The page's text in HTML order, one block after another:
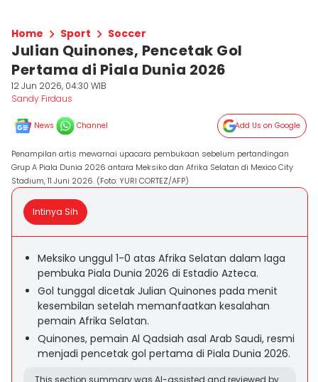
Home Sport Soccer
Julian Quinones, Pencetak Gol
Pertama di Piala Dunia 2026
12 Jun 2026, 04:30 WIB
Sandy Firdaus
News Channel Add Us on Google
Penampilan artis mewarnai upacara pembukaan sebelum pertandingan
Grup A Piala Dunia 2026 antara Meksiko dan Afrika Selatan di Mexico City
Stadium, 11 Juni 2026. (Foto: YURI CORTEZ/AFP)
Intinya Sih
Meksiko unggul 1-0 atas Afrika Selatan dalam laga
pembuka Piala Dunia 2026 di Estadio Azteca.
Gol tunggal dicetak Julian Quinones pada menit
kesembilan setelah memanfaatkan kesalahan
pemain Afrika Selatan.
Quinones, pemain Al Qadsiah asal Arab Saudi, resmi
menjadi pencetak gol pertama di Piala Dunia 2026.
This section summary was AI-assisted and reviewed by